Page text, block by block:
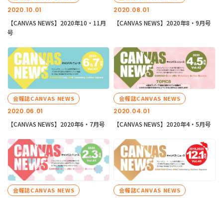
2020.10.01
【CANVAS NEWS】2020年10・11月
号
2020.08.01
【CANVAS NEWS】2020年8・9月号
2020.06.01
会報誌CANVAS NEWS
【CANVAS NEWS】2020年6・7月号
2020.04.01
会報誌CANVAS NEWS
【CANVAS NEWS】2020年4・5月号
会報誌CANVAS NEWS 会報誌CANVAS NEWS